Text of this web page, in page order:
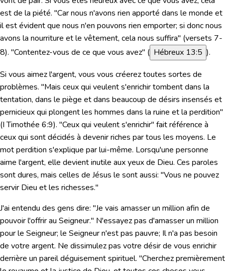
est de la piété. "Car nous n'avons rien apporté dans le monde et
il est évident que nous n'en pouvons rien emporter; si donc nous
avons la nourriture et le vêtement, cela nous suffira" (versets 7-
8). "Contentez-vous de ce que vous avez" ( Hébreux 13:5 ).
Si vous aimez l'argent, vous vous créerez toutes sortes de
problèmes. "Mais ceux qui veulent s'enrichir tombent dans la
tentation, dans le piège et dans beaucoup de désirs insensés et
pernicieux qui plongent les hommes dans la ruine et la perdition"
(I Timothée 6:9). "Ceux qui veulent s'enrichir" fait référence à
ceux qui sont décidés à devenirriches par tous les moyens. Le
mot perdition s'explique par lui-même. Lorsqu'une personne
aime l'argent, elle devient inutile aux yeux de Dieu. Ces paroles
sont dures, mais celles de Jésus le sont aussi: "Vous ne pouvez
servir Dieu et les richesses."
J'ai entendu des gens dire: "Je vais amasser un million afin de
pouvoir l'offrir au Seigneur." N'essayez pas d'amasser un million
pour le Seigneur; le Seigneur n'est pas pauvre; Il n'a pas besoin
de votre argent. Ne dissimulez pas votre désir de vous enrichir
derrière un pareil déguisement spirituel. "Cherchez premièrement